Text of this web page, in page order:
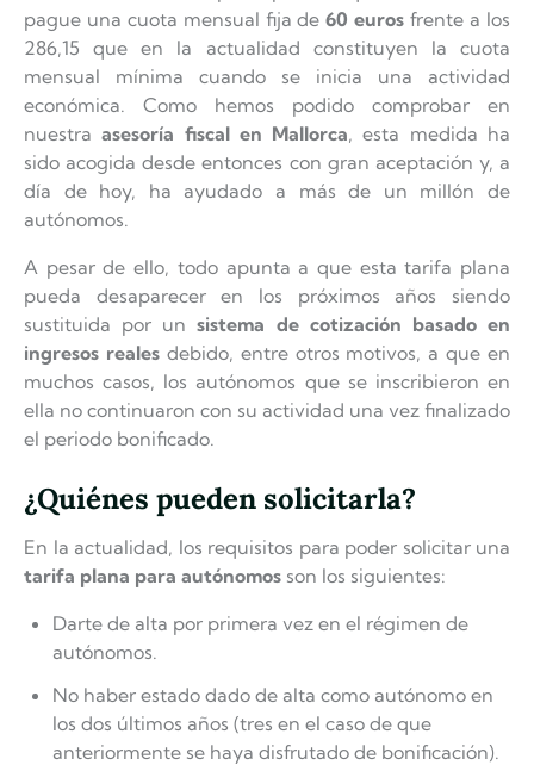
pague una cuota mensual fija de60 euros frente a los
286,15 que en la actualidad constituyen la cuota
mensual mínima cuando se inicia una actividad
económica. Como hemos podido comprobar en
nuestraasesoría fiscal en Mallorca, esta medida ha
sido acogida desde entonces con gran aceptación y, a
día de hoy, ha ayudado a más de un millón de
autónomos.
A pesar de ello, todo apunta a que esta tarifa plana
pueda desaparecer en los próximos años siendo
sustituida por unsistema de cotización basado en
ingresos realesdebido, entre otros motivos, a que en
muchos casos, los autónomos que se inscribieron en
ella no continuaron con su actividad una vez finalizado
el periodo bonificado.
¿Quiénes pueden solicitarla?
En la actualidad, los requisitos para poder solicitar una
tarifa plana para autónomos son los siguientes:
Darte de alta por primera vez en el régimen de
autónomos.
No haber estado dado de alta como autónomo en
los dos últimos años (tres en el caso de que
anteriormente se haya disfrutado de bonificación).